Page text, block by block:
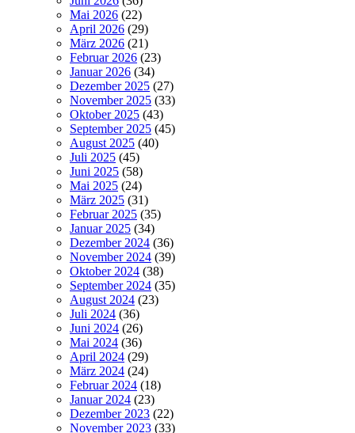
Mai 2026 (22)
April 2026 (29)
März 2026 (21)
Februar 2026 (23)
Januar 2026 (34)
Dezember 2025 (27)
November 2025 (33)
Oktober 2025 (43)
September 2025 (45)
August 2025 (40)
Juli 2025 (45)
Juni 2025 (58)
Mai 2025 (24)
März 2025 (31)
Februar 2025 (35)
Januar 2025 (34)
Dezember 2024 (36)
November 2024 (39)
Oktober 2024 (38)
September 2024 (35)
August 2024 (23)
Juli 2024 (36)
Juni 2024 (26)
Mai 2024 (36)
April 2024 (29)
März 2024 (24)
Februar 2024 (18)
Januar 2024 (23)
Dezember 2023 (22)
November 2023 (33)